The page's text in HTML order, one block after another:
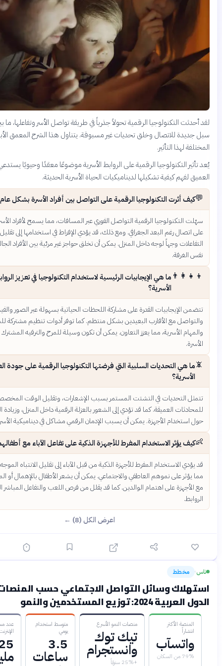
الرقمية تحولاً جذرياً في طريقة تواصل الأسر وتفاعلها، ما بين توفير
للاتصال وخلق تحديات غير مسبوقة. يتناول هذا الشرح المعمق الأبعاد
التأثير.
الرقمية على الروابط الأسرية موضوعًا معقدًا وحيويًا يستدعي الفحص
كيفية تشكيلها لديناميكيات الحياة الأسرية الحديثة.
التكنولوجيا الرقمية على التواصل بين أفراد الأسرة بشكل عام؟
الرقمية التواصل الفوري عبر المسافات، مما يسمح لأفراد الأسرة بالبقاء
رغم البعد الجغرافي. ومع ذلك، قد يؤدي الإفراط في استخدامها إلى تقليل جودة
وجهاً لوجه داخل المنزل. يمكن أن تخلق حواجز غير مرئية بين الأفراد الجالسين في
ما هي الإيجابيات الرئيسية لاستخدام التكنولوجيا في تعزيز الروابط
القدرة على مشاركة اللحظات الحياتية بسهولة عبر الصور والفيديوهات،
مع الأقارب البعيدين بشكل منتظم. كما توفر أدوات تنظيم مشتركة للمواعيد
مما يعزز التعاون. يمكن أن تكون وسيلة للمرح والترفيه المشترك بين أفراد
التحديات السلبية التي فرضتها التكنولوجيا الرقمية على جودة العلاقات
في التشتت المستمر بسبب الإشعارات، وتقليل الوقت المخصص
العميقة. كما قد تؤدي إلى الشعور بالعزلة الرقمية داخل المنزل، وزيادة النزاعات
الأجهزة. يمكن أن يسبب الإدمان الرقمي مشاكل في ديناميكية الأسرة.
الاستخدام المفرط للأجهزة الذكية على تفاعل الآباء مع أطفالهم؟
المفرط للأجهزة الذكية من قبل الآباء إلى تقليل الانتباه الموجه للأطفال،
على نموهم العاطفي والاجتماعي. يمكن أن يشعر الأطفال بالإهمال أو المنافسة
على اهتمام الوالدين. كما قد يقلل من فرص اللعب والتفاعل المباشر الذي يعزز
وسائل التواصل الاجتماعي حسب المنصات في
المستخدمين والنمو
منصات النمو الأسرع
تيك توك
وانستجرام
+25% سنويّاً
متوسط استخدام
يومي
3.5
ساعات
عدد مستخدمي
225
مليون